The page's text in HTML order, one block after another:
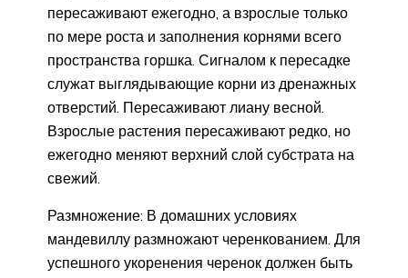
пересаживают ежегодно, а взрослые только
по мере роста и заполнения корнями всего
пространства горшка. Сигналом к пересадке
служат выглядывающие корни из дренажных
отверстий. Пересаживают лиану весной.
Взрослые растения пересаживают редко, но
ежегодно меняют верхний слой субстрата на
свежий.
Размножение: В домашних условиях
мандевиллу размножают черенкованием. Для
успешного укоренения черенок должен быть